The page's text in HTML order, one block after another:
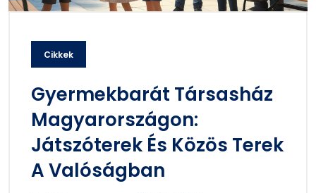
Cikkek
Gyermekbarát Társasház
Magyarországon:
Játszóterek És Közös Terek
A Valóságban